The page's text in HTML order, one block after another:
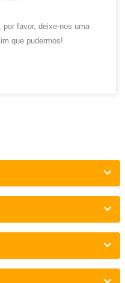
favor, deixe-nos uma
que pudermos!